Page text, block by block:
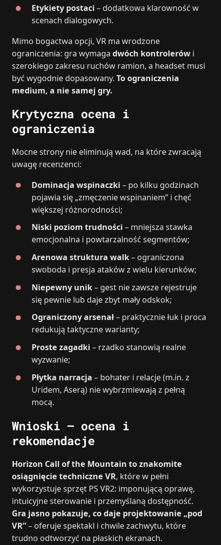
Etykiety postaci – dodatkowa klarowność w
scenach dialogowych.
Mimo bogactwa opcji, VR ma wrodzone
ograniczenia: gra wymaga dwóch kontrolerów i
szerokiego zakresu ruchów ramion, a headset musi
być wygodnie dopasowany. To ograniczenia
medium, a nie samej gry.
Krytyczna ocena i
ograniczenia
Mocne strony nie eliminują wad, na które zwracają
uwagę recenzenci:
Dominacja wspinaczki – po kilku godzinach
pojawia się „zmęczenie wspinaniem” i chęć
większej różnorodności;
Niski poziom trudności – mniejsza stawka
emocjonalna i powtarzalność segmentów;
Arenowa struktura walk– ograniczona
swoboda i presja ataków z wielu kierunków;
Niepewny unik– gest nie zawsze rejestruje
się pewnie lub daje zbyt mały odskok;
Ograniczony arsenał– praktycznie łuk i proca
redukują taktyczne warianty;
Proste zagadki – rzadko stanowią realne
wyzwanie;
Płytka narracja – bohater i relacje (m.in. z
Uridem, Aserą) nie wybrzmiewają z pełną
mocą.
Wnioski – ocena i
rekomendacje
Horizon Call of the Mountain to znakomite
osiągnięcie techniczne VR, które w pełni
wykorzystuje sprzęt PS VR2: imponującą oprawę,
intuicyjne sterowanie i przemyślaną dostępność.
Gra jasno pokazuje, co daje projektowanie „pod
VR”– oferuje spektakl i chwile zachwytu, które
trudno odtworzyć na płaskich ekranach.